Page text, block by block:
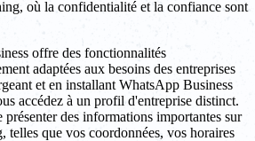
où la confidentialité et la confiance sont
offre des fonctionnalités
adaptées aux besoins des entreprises
et en installant WhatsApp Business
accédez à un profil d'entreprise distinct.
des informations importantes sur
telles que vos coordonnées, vos horaires